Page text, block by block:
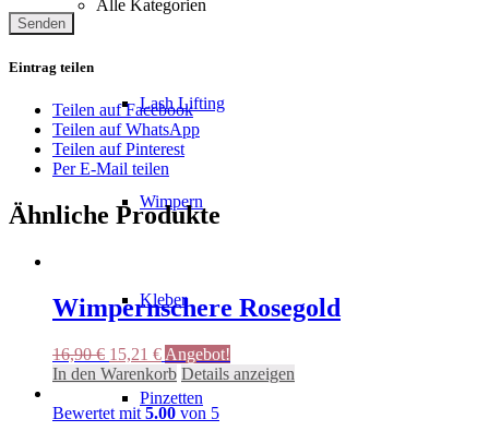
Alle Kategorien
Lash Lifting
Wimpern
Kleber
Pinzetten
Eintrag teilen
Teilen auf Facebook
Teilen auf WhatsApp
Teilen auf Pinterest
Per E-Mail teilen
Ähnliche Produkte
Wimpernschere Rosegold
16,90€ Ursprünglicher
Preis
war:
16,90 €
15,21 €Aktueller
Preis
ist:
15,21 €.
Angebot!
In den Warenkorb Details anzeigen
Bewertet mit 5.00 von 5